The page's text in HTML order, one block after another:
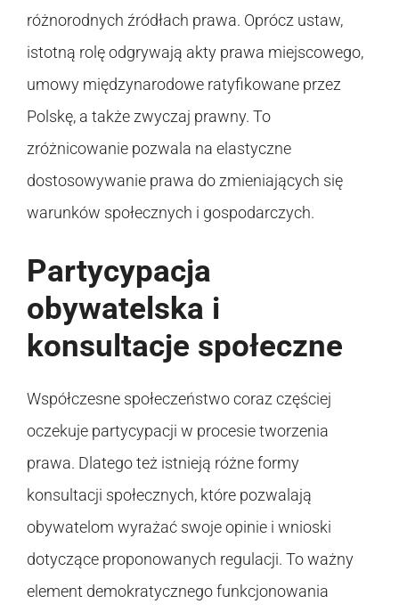
różnorodnych źródłach prawa. Oprócz ustaw,
istotną rolę odgrywają akty prawa miejscowego,
umowy międzynarodowe ratyfikowane przez
Polskę, a także zwyczaj prawny. To
zróżnicowanie pozwala na elastyczne
dostosowywanie prawa do zmieniających się
warunków społecznych i gospodarczych.
Partycypacja
obywatelska i
konsultacje społeczne
Współczesne społeczeństwo coraz częściej
oczekuje partycypacji w procesie tworzenia
prawa. Dlatego też istnieją różne formy
konsultacji społecznych, które pozwalają
obywatelom wyrażać swoje opinie i wnioski
dotyczące proponowanych regulacji. To ważny
element demokratycznego funkcjonowania